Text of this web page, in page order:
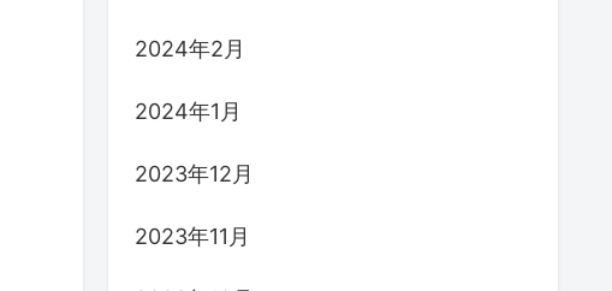
2024年2月
2024年1月
2023年12月
2023年11月